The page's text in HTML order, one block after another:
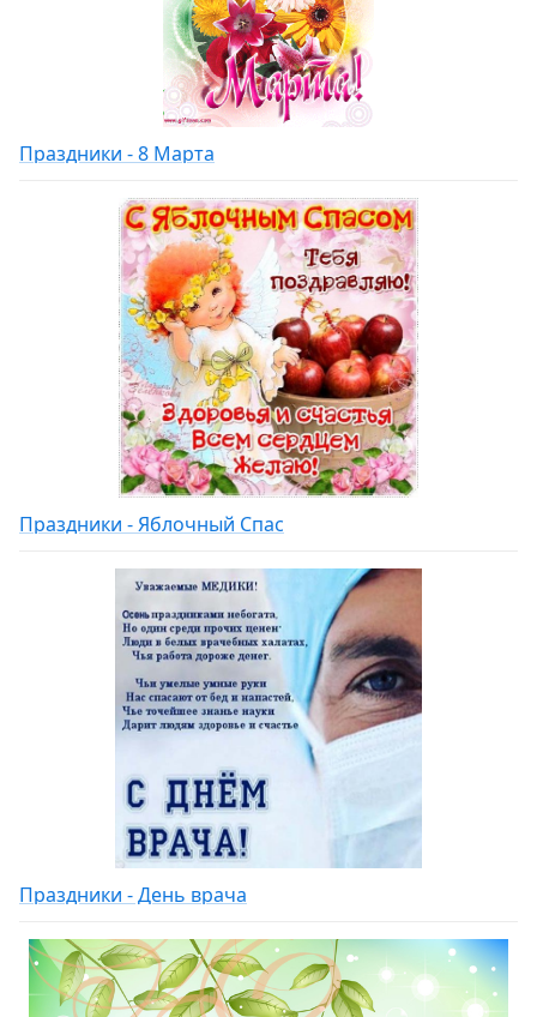
Праздники - 8 Марта
Праздники - Яблочный Спас
Праздники - День врача